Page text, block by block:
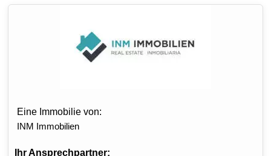
Eine Immobilie von:
INM Immobilien
Ihr Ansprechpartner: